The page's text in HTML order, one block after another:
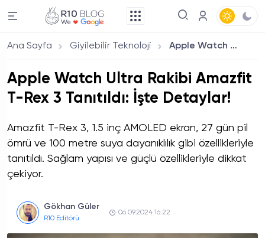
Ana Sayfa Giyilebilir Teknoloji Apple Watch Ultra Rakibi Amazfit T-Rex 3 Tanıtıldı: İşte Detaylar!
Apple Watch Ultra Rakibi Amazfit
T-Rex 3 Tanıtıldı: İşte Detaylar!
Amazfit T-Rex 3, 1.5 inç AMOLED ekran, 27 gün pil
ömrü ve 100 metre suya dayanıklılık gibi özellikleriyle
tanıtıldı. Sağlam yapısı ve güçlü özellikleriyle dikkat
çekiyor.
Gökhan Güler
R10 Editörü
06.09.2024 16:22